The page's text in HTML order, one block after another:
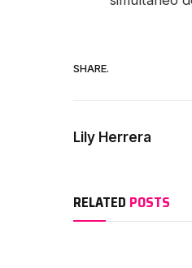
SHARE.
Lily Herrera
RELATED POSTS